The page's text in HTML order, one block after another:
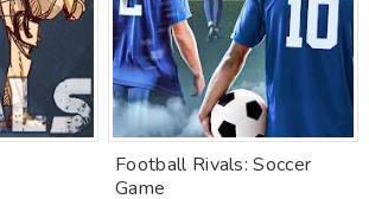
Football Rivals: Soccer
Game